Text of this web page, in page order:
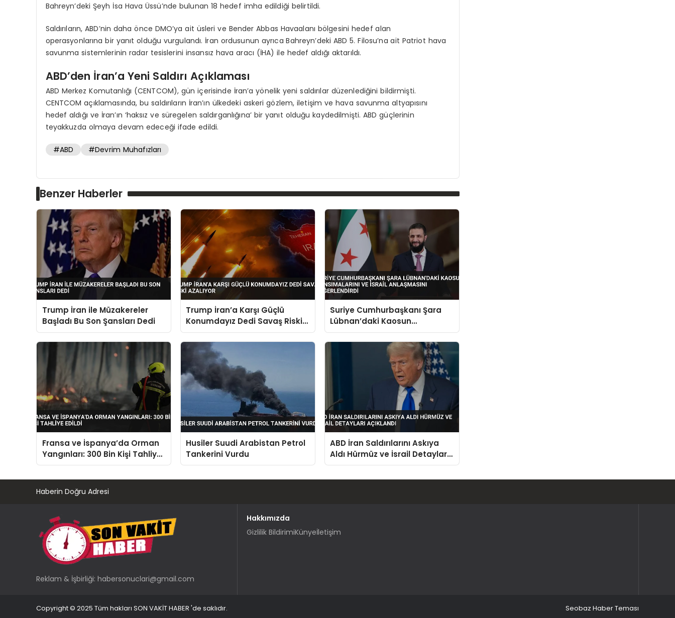
Bahreyn’deki Şeyh İsa Hava Üssü’nde bulunan 18 hedef imha edildiği belirtildi.
Saldırıların, ABD’nin daha önce DMO’ya ait üsleri ve Bender Abbas Havaalanı bölgesini hedef alan
operasyonlarına bir yanıt olduğu vurgulandı. İran ordusunun ayrıca Bahreyn’deki ABD 5. Filosu’na ait Patriot hava
savunma sistemlerinin radar tesislerini insansız hava aracı (İHA) ile hedef aldığı aktarıldı.
ABD’den İran’a Yeni Saldırı Açıklaması
ABD Merkez Komutanlığı (CENTCOM), gün içerisinde İran’a yönelik yeni saldırılar düzenlediğini bildirmişti.
CENTCOM açıklamasında, bu saldırıların İran’ın ülkedeki askeri gözlem, iletişim ve hava savunma altyapısını
hedef aldığı ve İran’ın ‘haksız ve süregelen saldırganlığına’ bir yanıt olduğu kaydedilmişti. ABD güçlerinin
teyakkuzda olmaya devam edeceği ifade edildi.
#ABD #Devrim Muhafızları
Benzer Haberler
Trump İran ile Müzakereler
Başladı Bu Son Şansları Dedi
Trump İran’a Karşı Güçlü
Konumdayız Dedi Savaş Riski
Azalıyor
Suriye Cumhurbaşkanı Şara
Lübnan’daki Kaosun
Yansımalarını ve İsrail
Anlaşmasını Değerlendirdi
Fransa ve İspanya’da Orman
Yangınları: 300 Bin Kişi Tahliye
Edildi
Husiler Suudi Arabistan Petrol
Tankerini Vurdu
ABD İran Saldırılarını Askıya
Aldı Hürmüz ve İsrail Detayları
Açıklandı
Haberin Doğru Adresi
Reklam & İşbirliği: habersonuclari@gmail.com
Hakkımızda
Gizlilik BildirimiKünyeİletişim
Copyright © 2025 Tüm hakları SON VAKİT HABER 'de saklıdır. Seobaz Haber Teması